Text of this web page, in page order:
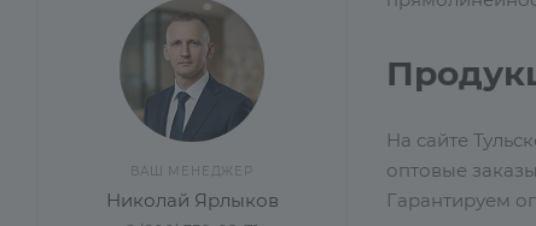
На сайте
оптовые
Гарантируем
ВАШ МЕНЕДЖЕР
Николай Ярлыков